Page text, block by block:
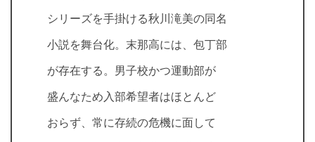
シリーズを手掛ける秋川滝美の同名
小説を舞台化。末那高には、包丁部
が存在する。男子校かつ運動部が
盛んなため入部希望者はほとんど
おらず、常に存続の危機に面して